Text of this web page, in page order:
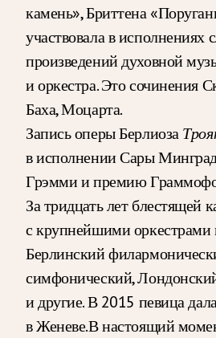
камень», Бриттена
участвовала в
произведений духовной
и оркестра. Это сочинения
Баха, Моцарта.
Запись оперы Берлиоза
в исполнении Сары
Грэмми и премию
За тридцать лет блестящей
с крупнейшими оркестрами
Берлинский
симфонический,
и другие. В 2015 певица
в Женеве.В настоящий